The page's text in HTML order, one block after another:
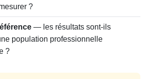
?
— les résultats sont-ils
population professionnelle
?